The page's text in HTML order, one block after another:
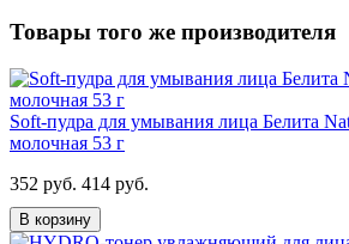
Товары того же производителя
Soft-пудра для умывания лица Белита
молочная 53 г
352 руб. 414 руб.
В корзину